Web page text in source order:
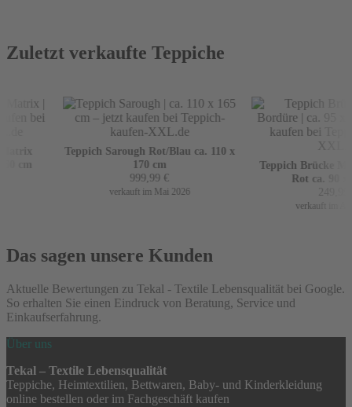
Zuletzt verkaufte Teppiche
Teppich Sarough Rot/Blau ca. 110 x
170 cm
999,99€
verkauft im Mai 2026
Teppich Brücke
Rot ca. 90 x
verkauft im
Das sagen unsere Kunden
Aktuelle Bewertungen zu Tekal - Textile Lebensqualität bei Google.
So erhalten Sie einen Eindruck von Beratung, Service und
Einkaufserfahrung.
Über uns
Tekal – Textile Lebensqualität
Teppiche, Heimtextilien, Bettwaren, Baby- und Kinderkleidung
online bestellen oder im Fachgeschäft kaufen